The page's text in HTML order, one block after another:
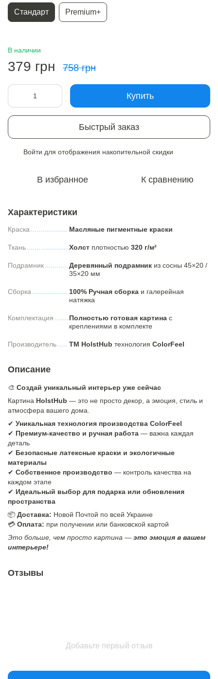
Стандарт Premium+
В наличии
379 грн 758 грн
Купить
Быстрый заказ
Войти для отображения накопительной скидки
В избранное К сравнению
Характеристики
Краска Масляные пигментные краски
Ткань Холст плотностью 320 г/м²
Подрамник Деревянный подрамник из сосны 45×20 /
35×20 мм
Сборка 100% Ручная сборка и галерейная
натяжка
Комплектация Полностью готовая картина с
креплениями в комплекте
Производитель ТМ HolstHub технология ColorFeel
Описание
🎨 Создай уникальный интерьер уже сейчас
Картина HolstHub — это не просто декор, а эмоция, стиль и
атмосфера вашего дома.
✔ Уникальная технология производства ColorFeel
✔ Премиум-качество и ручная работа — важна каждая
деталь
✔ Безопасные латексные краски и экологичные
материалы
✔ Собственное производство — контроль качества на
каждом этапе
✔ Идеальный выбор для подарка или обновления
пространства
📦 Доставка: Новой Почтой по всей Украине
💳 Оплата: при получении или банковской картой
Это больше, чем просто картина — это эмоция в вашем
интерьере!
Отзывы
Добавьте первый отзыв